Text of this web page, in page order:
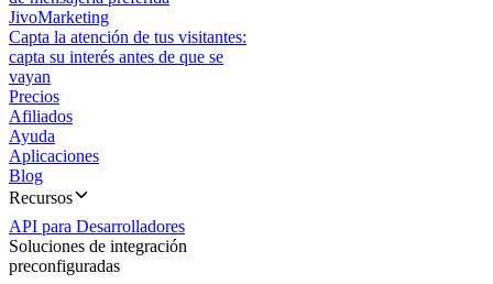
JivoMarketing
Capta la atención de tus visitantes:
capta su interés antes de que se
vayan
Precios
Afiliados
Ayuda
Aplicaciones
Blog
Recursos
API para Desarrolladores
Soluciones de integración
preconfiguradas